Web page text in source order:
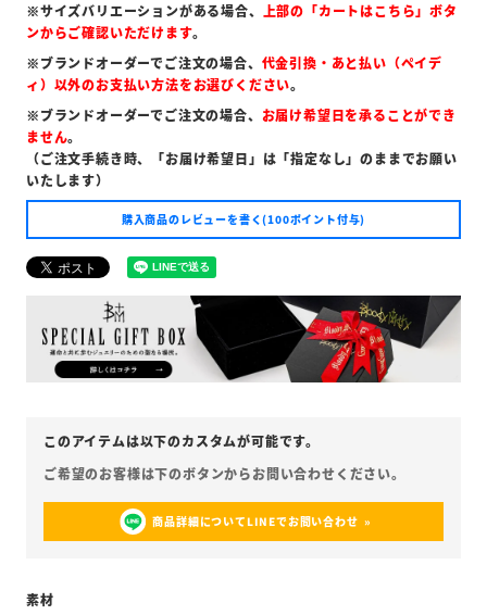
※サイズバリエーションがある場合、 上部の「カートはこちら」ボタ
ンからご確認いただけます。
※ブランドオーダーでご注文の場合、 代金引換・あと払い（ペイデ
ィ）以外のお支払い方法をお選びください。
※ブランドオーダーでご注文の場合、 お届け希望日を承ることができ
ません。
（ご注文手続き時、「お届け希望日」は「指定なし」のままでお願い
いたします）
購入商品のレビューを書く(100ポイント付与)
商品詳細についてLINEでお問い合わせ